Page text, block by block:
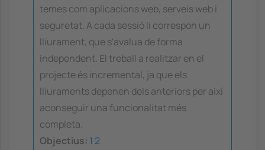
temes com aplicacions web, serveis web i
seguretat. A cada sessió li correspon un
lliurament, que s'avalua de forma
independent. El treball a realitzar en el
projecte és incremental, ja que els
lliuraments depenen dels anteriors per així
aconseguir una funcionalitat més
completa.
Objectius: 1 2